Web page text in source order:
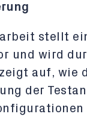
stellt
und wird
zeigt auf, wie
der